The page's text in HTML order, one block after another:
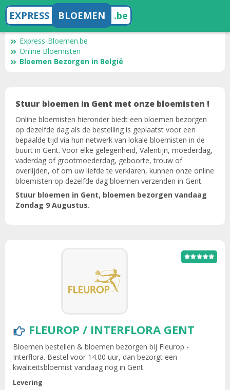
EXPRESS BLOEMEN .be
Express-Bloemen.be
Online Bloemisten
Bloemen Bezorgen in België
Stuur bloemen in Gent met onze bloemisten !
Online bloemisten hieronder biedt een bloemen bezorgen
op dezelfde dag als de bestelling is geplaatst voor een
bepaalde tijd via hun netwerk van lokale bloemisten in de
buurt in Gent. Voor elke gelegenheid, Valentijn, moederdag,
vaderdag of grootmoederdag, geboorte, trouw of
overlijden, of om uw liefde te verklaren, kunnen onze online
bloemisten op dezelfde dag bloemen verzenden in Gent.
Stuur bloemen in Gent, bloemen bezorgen vandaag
Zondag 9 Augustus.
FLEUROP / INTERFLORA GENT
Bloemen bestellen & bloemen bezorgen bij Fleurop -
Interflora. Bestel voor 14.00 uur, dan bezorgt een
kwaliteitsbloemist vandaag nog in Gent.
Levering